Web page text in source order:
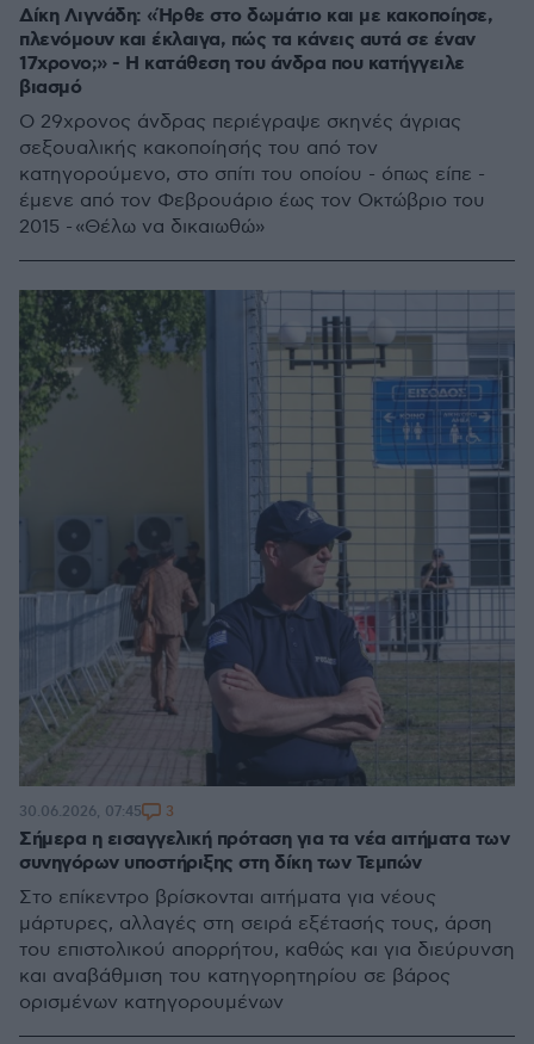
Δίκη Λιγνάδη: «Ήρθε στο δωμάτιο και με κακοποίησε,
πλενόμουν και έκλαιγα, πώς τα κάνεις αυτά σε έναν
17χρονο;» - Η κατάθεση του άνδρα που κατήγγειλε
βιασμό
Ο 29χρονος άνδρας περιέγραψε σκηνές άγριας
σεξουαλικής κακοποίησής του από τον
κατηγορούμενο, στο σπίτι του οποίου - όπως είπε -
έμενε από τον Φεβρουάριο έως τον Οκτώβριο του
2015 - «Θέλω να δικαιωθώ»
Σήμερα η εισαγγελική πρόταση για τα νέα αιτήματα των
συνηγόρων υποστήριξης στη δίκη των Τεμπών
Στο επίκεντρο βρίσκονται αιτήματα για νέους
μάρτυρες, αλλαγές στη σειρά εξέτασής τους, άρση
του επιστολικού απορρήτου, καθώς και για διεύρυνση
και αναβάθμιση του κατηγορητηρίου σε βάρος
ορισμένων κατηγορουμένων
30.06.2026, 07:45 3